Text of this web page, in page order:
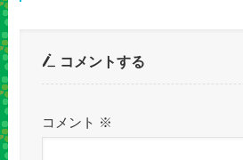
コメントする
コメント ※